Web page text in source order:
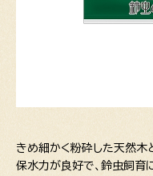
きめ細かく粉砕した天然木
保水力が良好で、鈴虫飼育